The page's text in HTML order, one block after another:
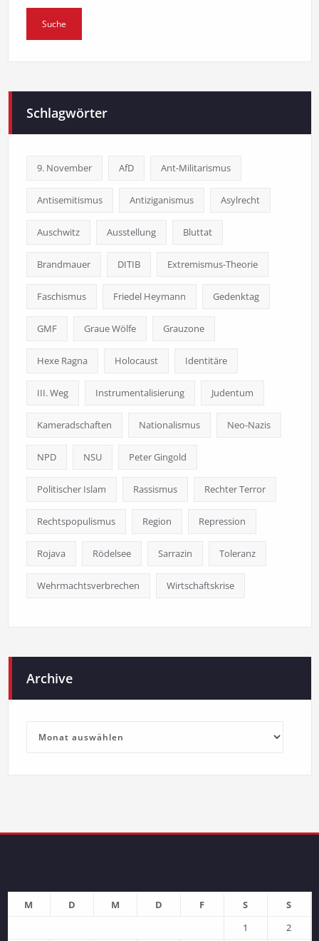
Schlagwörter
9. November AfD Ant-Militarismus
Antisemitismus Antiziganismus Asylrecht
Auschwitz Ausstellung Bluttat
Brandmauer DITIB Extremismus-Theorie
Faschismus Friedel Heymann Gedenktag
GMF Graue Wölfe Grauzone
Hexe Ragna Holocaust Identitäre
III. Weg Instrumentalisierung Judentum
Kameradschaften Nationalismus Neo-Nazis
NPD NSU Peter Gingold
Politischer Islam Rassismus Rechter Terror
Rechtspopulismus Region Repression
Rojava Rödelsee Sarrazin Toleranz
Wehrmachtsverbrechen Wirtschaftskrise
Archive
M D M D F S
S
1
2